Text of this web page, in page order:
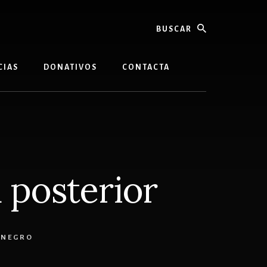
DONATIVOS CONTACTA
posterior